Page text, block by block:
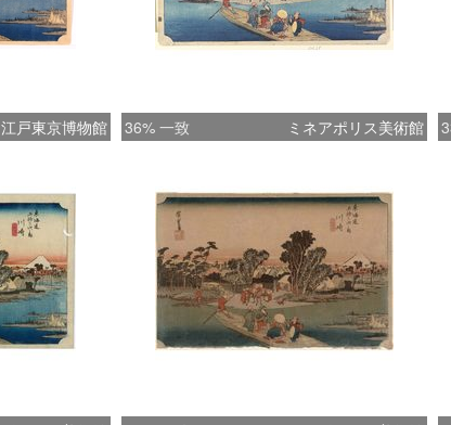
江戸東京博物館 36% 一致 ミネアポリス美術館